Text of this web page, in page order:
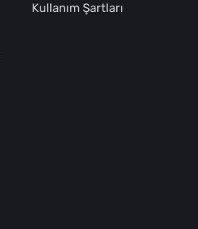
Kullanım Şartları